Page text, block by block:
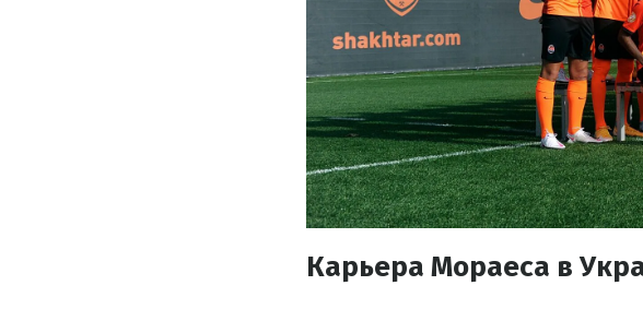
Карьера Мораеса в